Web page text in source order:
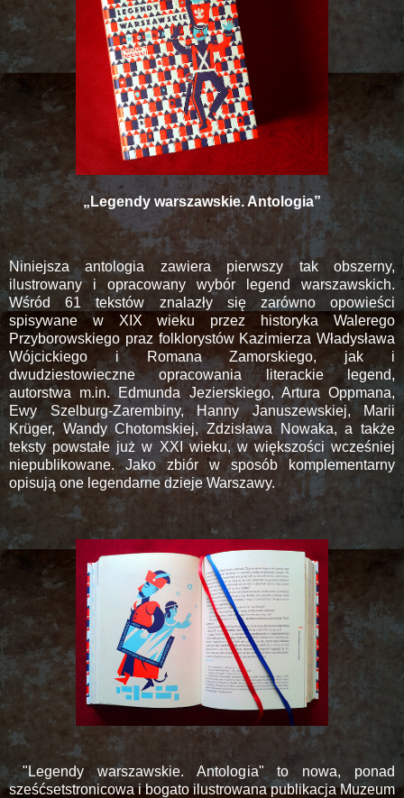
„Legendy warszawskie. Antologia”
Niniejsza antologia zawiera pierwszy tak obszerny,
ilustrowany i opracowany wybór legend warszawskich.
Wśród 61 tekstów znalazły się zarówno opowieści
spisywane w XIX wieku przez historyka Walerego
Przyborowskiego praz folklorystów Kazimierza Władysława
Wójcickiego i Romana Zamorskiego, jak i
dwudziestowieczne opracowania literackie legend,
autorstwa m.in. Edmunda Jezierskiego, Artura Oppmana,
Ewy Szelburg-Zarembiny, Hanny Januszewskiej, Marii
Krüger, Wandy Chotomskiej, Zdzisława Nowaka, a także
teksty powstałe już w XXI wieku, w większości wcześniej
niepublikowane. Jako zbiór w sposób komplementarny
opisują one legendarne dzieje Warszawy.
"Legendy warszawskie. Antologia" to nowa, ponad
sześćsetstronicowa i bogato ilustrowana publikacja Muzeum